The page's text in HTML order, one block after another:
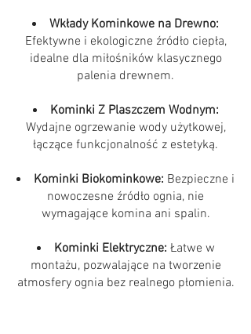
Wkłady Kominkowe na Drewno:
Efektywne i ekologiczne źródło ciepła,
idealne dla miłośników klasycznego
palenia drewnem.
Kominki Z Plaszczem Wodnym:
Wydajne ogrzewanie wody użytkowej,
łączące funkcjonalność z estetyką.
Kominki Biokominkowe: Bezpieczne i
nowoczesne źródło ognia, nie
wymagające komina ani spalin.
Kominki Elektryczne: Łatwe w
montażu, pozwalające na tworzenie
atmosfery ognia bez realnego płomienia.